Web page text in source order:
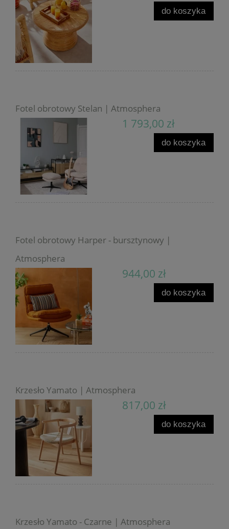
do koszyka
Fotel obrotowy Stelan | Atmosphera
1 793,00 zł
do koszyka
Fotel obrotowy Harper - bursztynowy |
Atmosphera
944,00 zł
do koszyka
Krzesło Yamato | Atmosphera
817,00 zł
do koszyka
Krzesło Yamato - Czarne | Atmosphera